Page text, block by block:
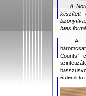
A
készített
bites
A
Counts”
érdemli ki